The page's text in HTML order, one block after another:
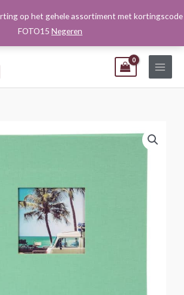
op het gehele assortiment met kortingscode
FOTO15 Negeren